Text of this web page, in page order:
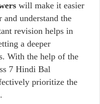
will make it easier
understand the
revision helps in
a deeper
With the help of the
7 Hindi Bal
prioritize the